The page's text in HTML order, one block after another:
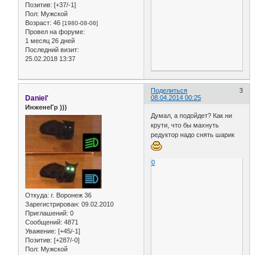
Позитив: [+37/-1]
Пол: Мужской
Возраст: 46 [1980-08-06]
Провел на форуме:
1 месяц 26 дней
Последний визит:
25.02.2018 13:37
Поделиться
3
08.04.2014 00:25
Daniel'
ИнженеГр )))
Откуда: г. Воронеж 36
Зарегистрирован: 09.02.2010
Приглашений: 0
Сообщений: 4871
Уважение: [+45/-1]
Позитив: [+287/-0]
Пол: Мужской
Думал, а подойдет? Как ни
крути, что бы махнуть
редуктор надо снять шарик
0